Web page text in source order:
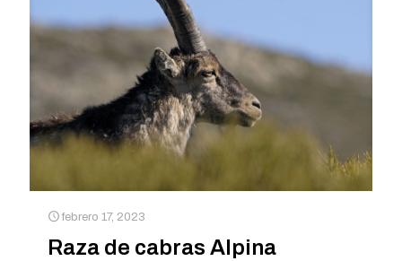
febrero 17, 2023
Raza de cabras Alpina